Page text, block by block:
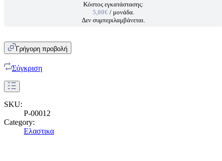
Κόστος εγκατάστασης:
5,00€ / μονάδα.
Δεν συμπεριλαμβάνεται.
Γρήγορη προβολή
Σύγκριση
SKU:
P-00012
Category:
Ελαστικα